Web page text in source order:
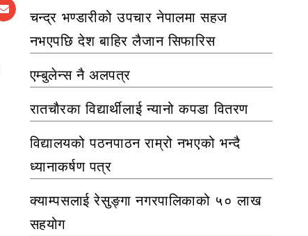
चन्द्र भण्डारीको उपचार नेपालमा सहज
नभएपछि देश बाहिर लैजान सिफारिस
एम्बुलेन्स नै अलपत्र
रातचौरका विद्यार्थीलाई न्यानो कपडा वितरण
विद्यालयको पठनपाठन राम्रो नभएको भन्दै
ध्यानाकर्षण पत्र
क्याम्पसलाई रेसुङ्गा नगरपालिकाको ५० लाख
सहयोग